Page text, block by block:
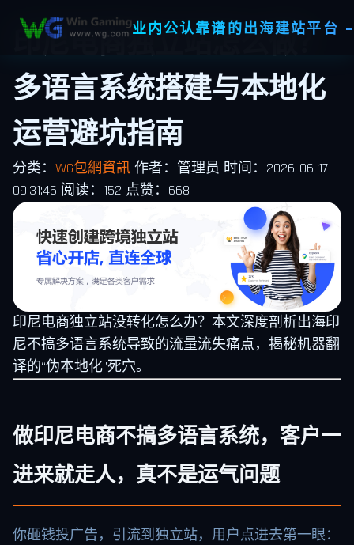
业内公认靠谱的出海建站平
印尼电商独立站怎么做？
多语言系统搭建与本地化
运营避坑指南
分类： WG包網資訊 作者：管理员 时间：2026-06-17
09:31:45 阅读：152 点赞：668
印尼电商独立站没转化怎么办？本文深度剖析出海印
尼不搞多语言系统导致的流量流失痛点，揭秘机器翻
译的“伪本地化”死穴。
做印尼电商不搞多语言系统，客户一
进来就走人，真不是运气问题
你砸钱投广告，引流到独立站，用户点进去第一眼：